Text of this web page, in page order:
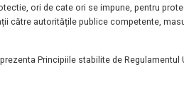
ori de cate ori se impune, pentru
către autoritățile publice competente,
Principiile stabilite de Regulamentul